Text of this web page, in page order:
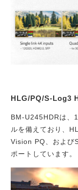
HLG/PQ/S-Log3
BM-U245HDRは、
ルを備えており、
Vision PQ、および
ポートしています。